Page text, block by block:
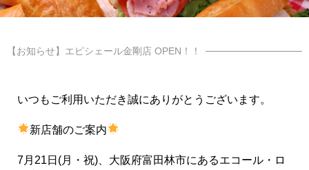
【お知らせ】エピシェール金剛店 OPEN！！
いつもご利用いただき誠にありがとうございます。
新店舗のご案内
7月21日(月・祝)、大阪府富田林市にあるエコール・ロ